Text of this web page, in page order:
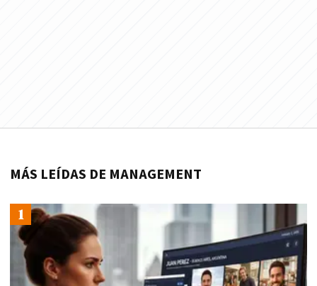
MÁS LEÍDAS DE MANAGEMENT